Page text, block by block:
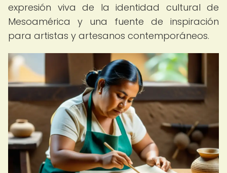
expresión viva de la identidad cultural de
Mesoamérica y una fuente de inspiración
para artistas y artesanos contemporáneos.